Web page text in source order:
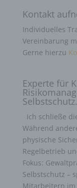
Kontakt
Individuelles
Vereinbarung
Gerne hierzu
Experte für
Selbstschutz.
Ich schließe
Während
physische
Regelbetrieb
Fokus:
Selbstschutz –
Mitarbeitern im